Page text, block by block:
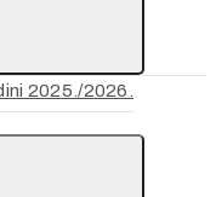
2025./2026.